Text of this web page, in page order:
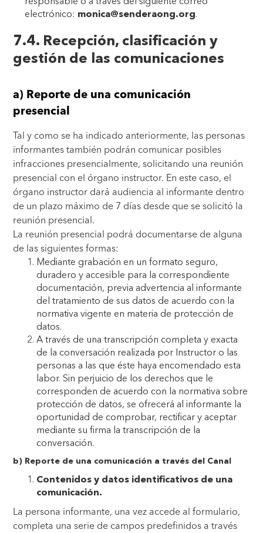
electrónico: monica@senderaong.org.
7.4. Recepción, clasificación y
gestión de las comunicaciones
a) Reporte de una comunicación
presencial
Tal y como se ha indicado anteriormente, las personas
informantes también podrán comunicar posibles
infracciones presencialmente, solicitando una reunión
presencial con el órgano instructor. En este caso, el
órgano instructor dará audiencia al informante dentro
de un plazo máximo de 7 días desde que se solicitó la
reunión presencial.
La reunión presencial podrá documentarse de alguna
de las siguientes formas:
Mediante grabación en un formato seguro,
duradero y accesible para la correspondiente
documentación, previa advertencia al informante
del tratamiento de sus datos de acuerdo con la
normativa vigente en materia de protección de
datos.
A través de una transcripción completa y exacta
de la conversación realizada por Instructor o las
personas a las que éste haya encomendado esta
labor. Sin perjuicio de los derechos que le
corresponden de acuerdo con la normativa sobre
protección de datos, se ofrecerá al informante la
oportunidad de comprobar, rectificar y aceptar
mediante su firma la transcripción de la
conversación.
b) Reporte de una comunicación a través del Canal
Contenidos y datos identificativos de una
comunicación.
La persona informante, una vez accede al formulario,
completa una serie de campos predefinidos a través